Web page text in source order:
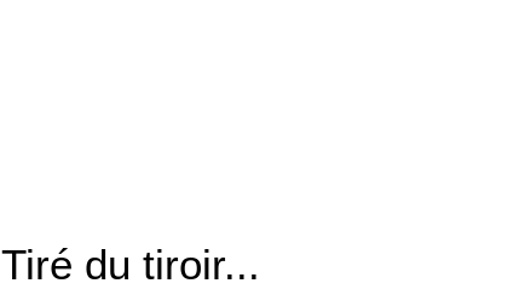
Tiré du tiroir...